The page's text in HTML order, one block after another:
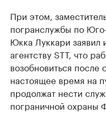
При этом,
погранслужбы по
Юкка Луккари
агентству STT, что
возобновиться
настоящее время на
продолжат нести
пограничной охраны